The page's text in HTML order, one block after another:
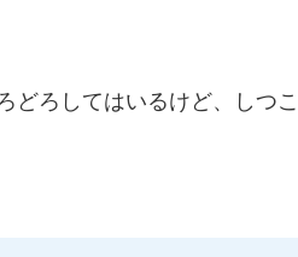
どろしてはいるけど、しつ